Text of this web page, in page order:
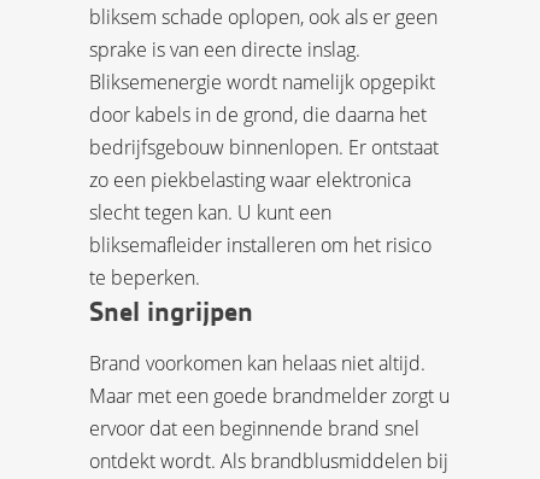
bliksem schade oplopen, ook als er geen
sprake is van een directe inslag.
Bliksemenergie wordt namelijk opgepikt
door kabels in de grond, die daarna het
bedrijfsgebouw binnenlopen. Er ontstaat
zo een piekbelasting waar elektronica
slecht tegen kan. U kunt een
bliksemafleider installeren om het risico
te beperken.
Snel ingrijpen
Brand voorkomen kan helaas niet altijd.
Maar met een goede brandmelder zorgt u
ervoor dat een beginnende brand snel
ontdekt wordt. Als brandblusmiddelen bij